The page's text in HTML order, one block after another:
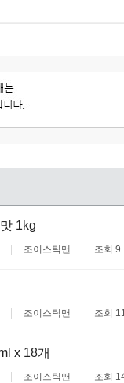
1kg
조이스틱맨 조회 9
조이스틱맨 조회 11
x 18개
조이스틱맨 조회